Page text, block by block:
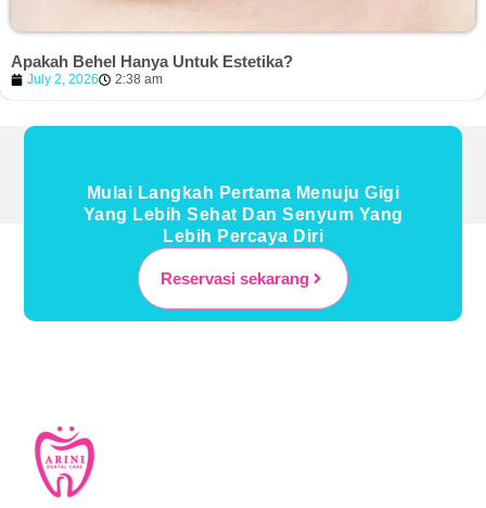
Apakah Behel Hanya Untuk Estetika?
July 2, 2026 2:38 am
Mulai Langkah Pertama Menuju Gigi
Yang Lebih Sehat Dan Senyum Yang
Lebih Percaya Diri
Reservasi sekarang